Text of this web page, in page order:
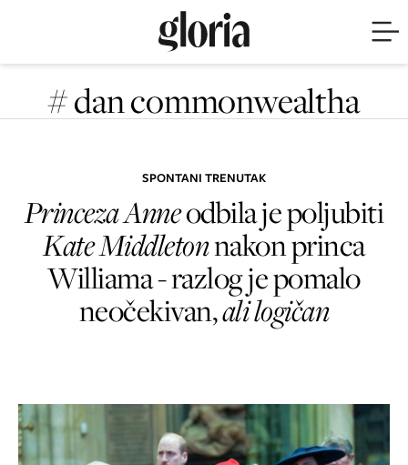
# dan commonwealtha
SPONTANI TRENUTAK
Princeza Anneodbila je poljubiti
Kate Middletonnakon princa
Williama - razlog je pomalo
neočekivan,ali logičan